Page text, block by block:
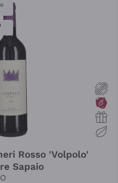
Rosso 'Volpolo'
Sapaio